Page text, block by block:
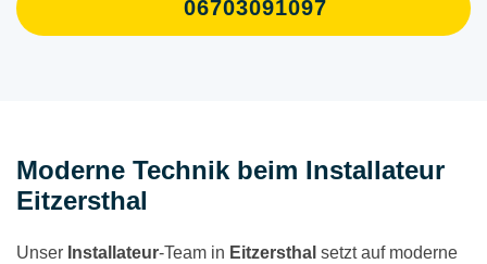
06703091097
Moderne Technik beim Installateur
Eitzersthal
Unser Installateur-Team in Eitzersthal setzt auf moderne